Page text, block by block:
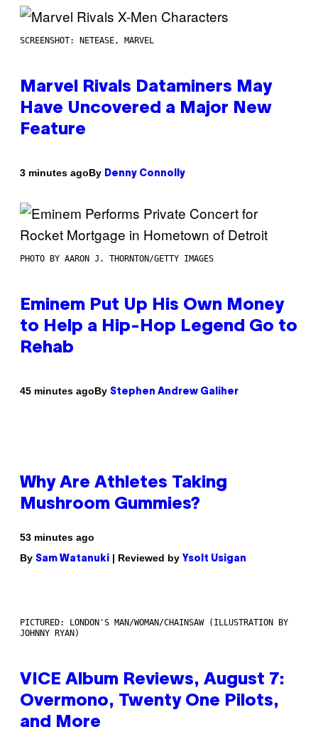
SCREENSHOT: NETEASE, MARVEL
Marvel Rivals Dataminers May
Have Uncovered a Major New
Feature
3 minutes agoBy Denny Connolly
PHOTO BY AARON J. THORNTON/GETTY IMAGES
Eminem Put Up His Own Money
to Help a Hip-Hop Legend Go to
Rehab
45 minutes agoBy Stephen Andrew Galiher
Why Are Athletes Taking
Mushroom Gummies?
53 minutes ago
By Sam Watanuki | Reviewed by Ysolt Usigan
PICTURED: LONDON'S MAN/WOMAN/CHAINSAW (ILLUSTRATION BY
JOHNNY RYAN)
VICE Album Reviews, August 7:
Overmono, Twenty One Pilots,
and More